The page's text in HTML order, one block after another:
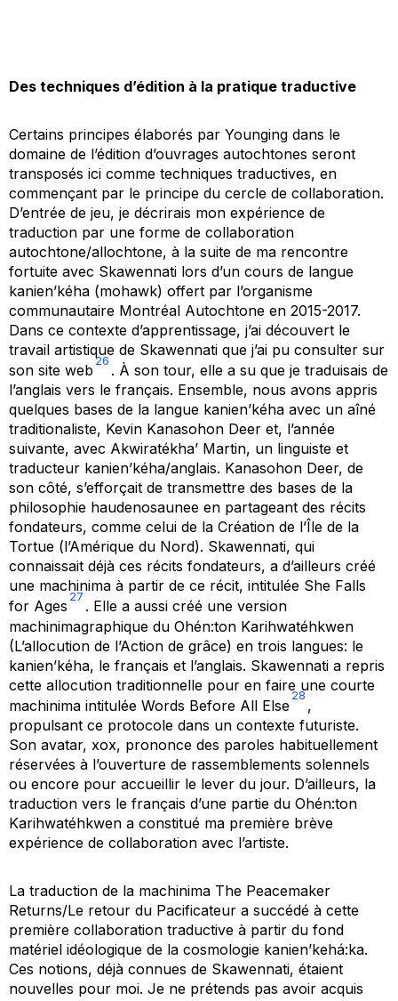
Des techniques d’édition à la pratique traductive
Certains principes élaborés par Younging dans le
domaine de l’édition d’ouvrages autochtones seront
transposés ici comme techniques traductives, en
commençant par le principe du cercle de collaboration.
D’entrée de jeu, je décrirais mon expérience de
traduction par une forme de collaboration
autochtone/allochtone, à la suite de ma rencontre
fortuite avec Skawennati lors d’un cours de langue
kanien’kéha (mohawk) offert par l’organisme
communautaire Montréal Autochtone en 2015-2017.
Dans ce contexte d’apprentissage, j’ai découvert le
travail artistique de Skawennati que j’ai pu consulter sur
son site web
26
. À son tour, elle a su que je traduisais de
l’anglais vers le français. Ensemble, nous avons appris
quelques bases de la langue kanien’kéha avec un aîné
traditionaliste, Kevin Kanasohon Deer et, l’année
suivante, avec Akwiratékha’ Martin, un linguiste et
traducteur kanien’kéha/anglais. Kanasohon Deer, de
son côté, s’efforçait de transmettre des bases de la
philosophie haudenosaunee en partageant des récits
fondateurs, comme celui de la Création de l’Île de la
Tortue (l’Amérique du Nord). Skawennati, qui
connaissait déjà ces récits fondateurs, a d’ailleurs créé
une machinima à partir de ce récit, intitulée She Falls
for Ages
27
. Elle a aussi créé une version
machinimagraphique du Ohén:ton Karihwatéhkwen
(L’allocution de l’Action de grâce) en trois langues: le
kanien’kéha, le français et l’anglais. Skawennati a repris
cette allocution traditionnelle pour en faire une courte
machinima intitulée Words Before All Else
28
,
propulsant ce protocole dans un contexte futuriste.
Son avatar, xox, prononce des paroles habituellement
réservées à l’ouverture de rassemblements solennels
ou encore pour accueillir le lever du jour. D’ailleurs, la
traduction vers le français d’une partie du Ohén:ton
Karihwatéhkwen a constitué ma première brève
expérience de collaboration avec l’artiste.
La traduction de la machinima The Peacemaker
Returns/Le retour du Pacificateur a succédé à cette
première collaboration traductive à partir du fond
matériel idéologique de la cosmologie kanien’kehá:ka.
Ces notions, déjà connues de Skawennati, étaient
nouvelles pour moi. Je ne prétends pas avoir acquis